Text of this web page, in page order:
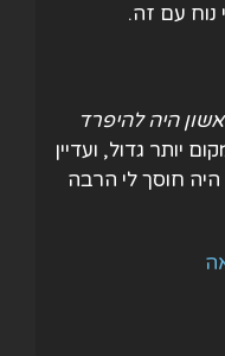
עם זה.
הראשון היה להיפרד
יותר גדול, ועדיין
חוסך לי הרבה